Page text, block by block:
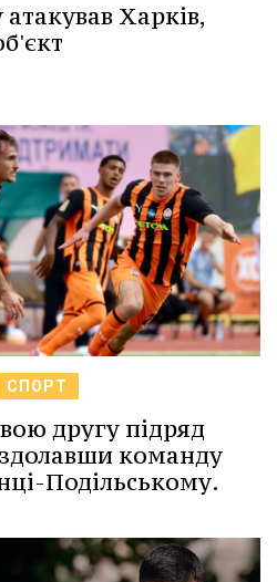
Харків,
СПОРТ
другу підряд
команду
Подільському.